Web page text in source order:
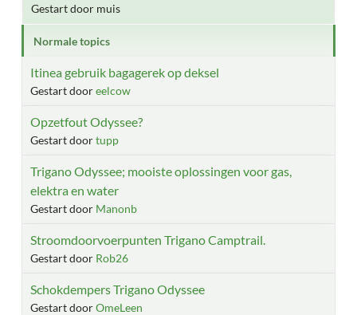
Gestart door muis
Normale topics
Itinea gebruik bagagerek op deksel
Gestart dooreelcow
Opzetfout Odyssee?
Gestart doortupp
Trigano Odyssee; mooiste oplossingen voor gas,
elektra en water
Gestart door Manonb
Stroomdoorvoerpunten Trigano Camptrail.
Gestart door Rob26
Schokdempers Trigano Odyssee
Gestart doorOmeLeen